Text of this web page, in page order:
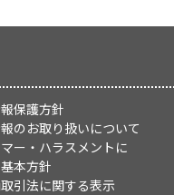
保護方針
のお取り扱いについて
ー・ハラスメントに
本方針
引法に関する表示